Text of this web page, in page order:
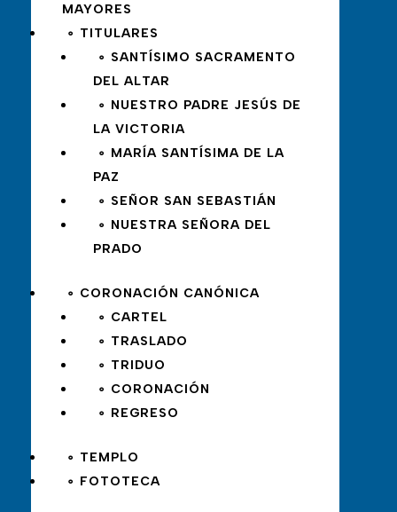
MAYORES
∘ TITULARES
∘ SANTÍSIMO SACRAMENTO
DEL ALTAR
∘ NUESTRO PADRE JESÚS DE
LA VICTORIA
∘ MARÍA SANTÍSIMA DE LA
PAZ
∘ SEÑOR SAN SEBASTIÁN
∘ NUESTRA SEÑORA DEL
PRADO
∘ CORONACIÓN CANÓNICA
∘ CARTEL
∘ TRASLADO
∘ TRIDUO
∘ CORONACIÓN
∘ REGRESO
∘ TEMPLO
∘ FOTOTECA